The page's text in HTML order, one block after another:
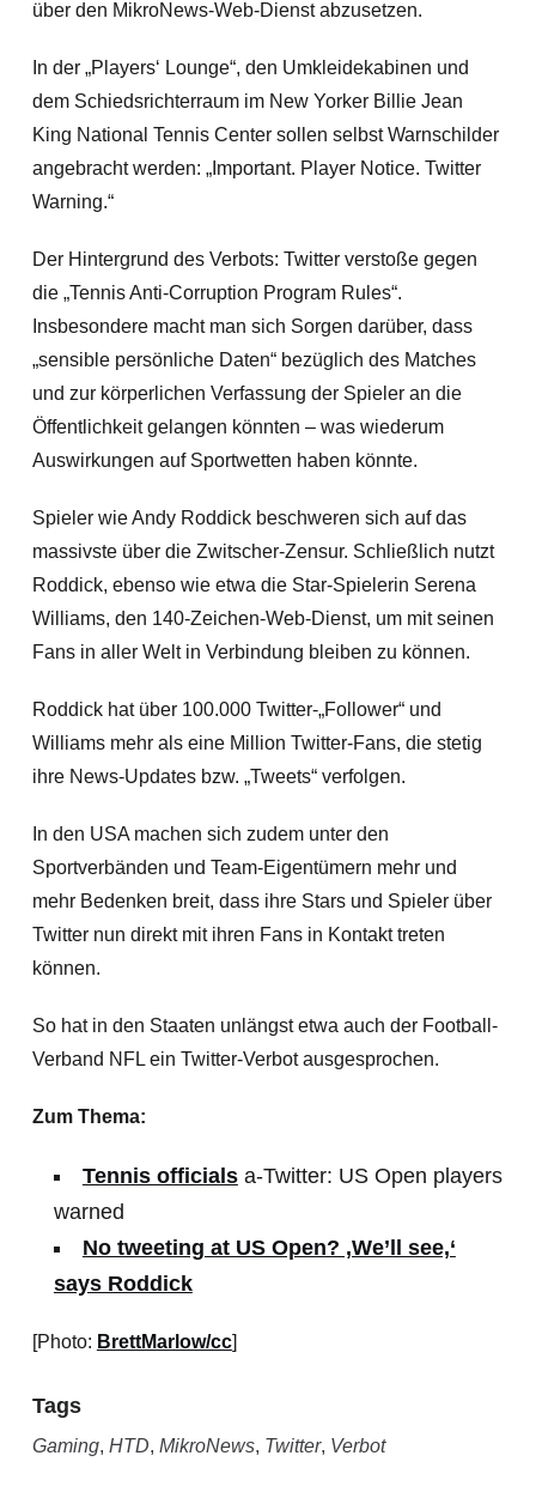
über den MikroNews-Web-Dienst abzusetzen.
In der „Players‘ Lounge“, den Umkleidekabinen und
dem Schiedsrichterraum im New Yorker Billie Jean
King National Tennis Center sollen selbst Warnschilder
angebracht werden: „Important. Player Notice. Twitter
Warning.“
Der Hintergrund des Verbots: Twitter verstoße gegen
die „Tennis Anti-Corruption Program Rules“.
Insbesondere macht man sich Sorgen darüber, dass
„sensible persönliche Daten“ bezüglich des Matches
und zur körperlichen Verfassung der Spieler an die
Öffentlichkeit gelangen könnten – was wiederum
Auswirkungen auf Sportwetten haben könnte.
Spieler wie Andy Roddick beschweren sich auf das
massivste über die Zwitscher-Zensur. Schließlich nutzt
Roddick, ebenso wie etwa die Star-Spielerin Serena
Williams, den 140-Zeichen-Web-Dienst, um mit seinen
Fans in aller Welt in Verbindung bleiben zu können.
Roddick hat über 100.000 Twitter-„Follower“ und
Williams mehr als eine Million Twitter-Fans, die stetig
ihre News-Updates bzw. „Tweets“ verfolgen.
In den USA machen sich zudem unter den
Sportverbänden und Team-Eigentümern mehr und
mehr Bedenken breit, dass ihre Stars und Spieler über
Twitter nun direkt mit ihren Fans in Kontakt treten
können.
So hat in den Staaten unlängst etwa auch der Football-
Verband NFL ein Twitter-Verbot ausgesprochen.
Zum Thema:
Tennis officialsa-Twitter: US Open players
warned
No tweeting at US Open? ‚We’ll see,‘
says Roddick
[Photo: BrettMarlow/cc]
Tags
Gaming, HTD, MikroNews, Twitter, Verbot